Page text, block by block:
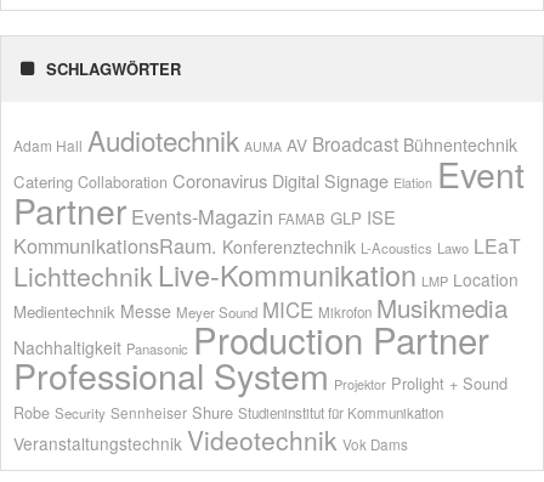
SCHLAGWÖRTER
Adam Hall Audiotechnik AUMA AV Broadcast Bühnentechnik
Catering Collaboration Coronavirus Digital Signage Elation Event
Partner Events-Magazin FAMAB GLP ISE
KommunikationsRaum. Konferenztechnik L-Acoustics Lawo LEaT
Lichttechnik Live-Kommunikation LMP Location
Medientechnik Messe Meyer Sound MICE Mikrofon Musikmedia
Nachhaltigkeit Panasonic Production Partner
Professional System Projektor Prolight + Sound
Robe Security Sennheiser Shure Studieninstitut für Kommunikation
Veranstaltungstechnik Videotechnik Vok Dams